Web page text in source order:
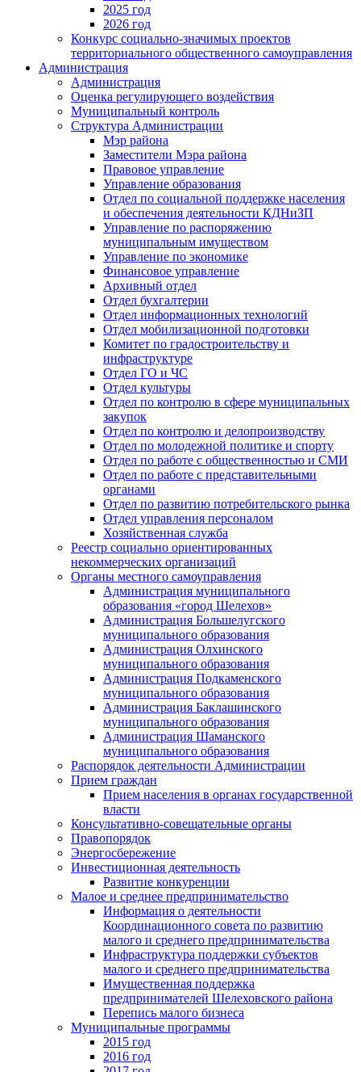
2025 год
2026 год
Конкурс социально-значимых проектов
территориального общественного самоуправления
Администрация
Администрация
Оценка регулирующего воздействия
Муниципальный контроль
Структура Администрации
Мэр района
Заместители Мэра района
Правовое управление
Управление образования
Отдел по социальной поддержке населения
и обеспечения деятельности КДНиЗП
Управление по распоряжению
муниципальным имуществом
Управление по экономике
Финансовое управление
Архивный отдел
Отдел бухгалтерии
Отдел информационных технологий
Отдел мобилизационной подготовки
Комитет по градостроительству и
инфраструктуре
Отдел ГО и ЧС
Отдел культуры
Отдел по контролю в сфере муниципальных
закупок
Отдел по контролю и делопроизводству
Отдел по молодежной политике и спорту
Отдел по работе с общественностью и СМИ
Отдел по работе с представительными
органами
Отдел по развитию потребительского рынка
Отдел управления персоналом
Хозяйственная служба
Реестр социально ориентированных
некоммерческих организаций
Органы местного самоуправления
Администрация муниципального
образования «город Шелехов»
Администрация Большелугского
муниципального образования
Администрация Олхинского
муниципального образования
Администрация Подкаменского
муниципального образования
Администрация Баклашинского
муниципального образования
Администрация Шаманского
муниципального образования
Распорядок деятельности Администрации
Прием граждан
Прием населения в органах государственной
власти
Консультативно-совещательные органы
Правопорядок
Энергосбережение
Инвестиционная деятельность
Развитие конкуренции
Малое и среднее предпринимательство
Информация о деятельности
Координационного совета по развитию
малого и среднего предпринимательства
Инфраструктура поддержки субъектов
малого и среднего предпринимательства
Имущественная поддержка
предпринимателей Шелеховского района
Перепись малого бизнеса
Муниципальные программы
2015 год
2016 год